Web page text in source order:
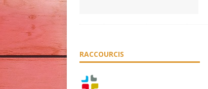
RACCOURCIS